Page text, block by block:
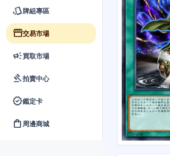
style牌組專區
storefront交易市場
campaign買取市場
gavel拍賣中心
verified鑑定卡
shopping_bag 周邊商城